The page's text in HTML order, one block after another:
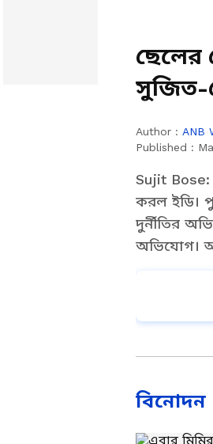
ছেলের
সুজিত-
Author : ANB
Published :
Sujit Bose:
করল ইডি।
দুর্নীতির
অভিযোগ।
বিনোদন